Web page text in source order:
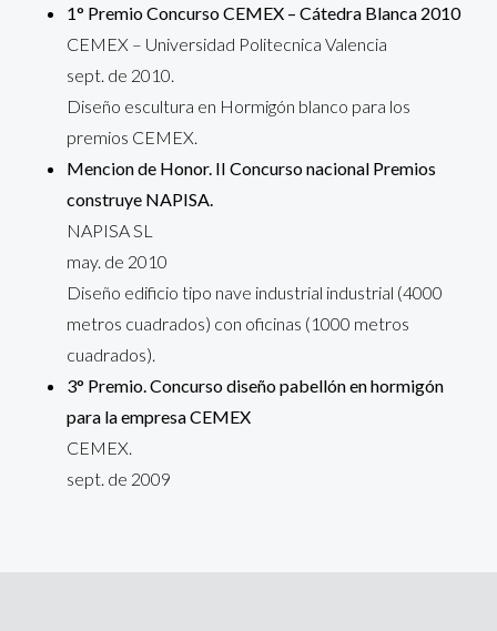
1° Premio Concurso CEMEX – Cátedra Blanca 2010
CEMEX – Universidad Politecnica Valencia
sept. de 2010.
Diseño escultura en Hormigón blanco para los
premios CEMEX.
Mencion de Honor. II Concurso nacional Premios
construye NAPISA.
NAPISA SL
may. de 2010
Diseño edificio tipo nave industrial industrial (4000
metros cuadrados) con oficinas (1000 metros
cuadrados).
3° Premio. Concurso diseño pabellón en hormigón
para la empresa CEMEX
CEMEX.
sept. de 2009